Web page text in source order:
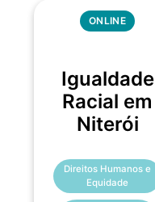
ONLINE
Igualdade
Racial em
Niterói
Direitos Humanos e
Equidade